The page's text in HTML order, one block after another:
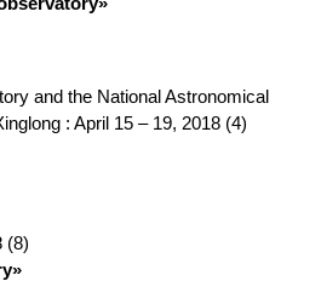
and the National Astronomical
: April 15 – 19, 2018 (4)
(8)